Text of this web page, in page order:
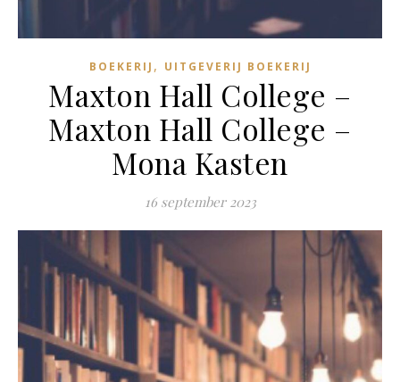
BOEKERIJ , UITGEVERIJ BOEKERIJ
Maxton Hall College –
Maxton Hall College –
Mona Kasten
16 september 2023